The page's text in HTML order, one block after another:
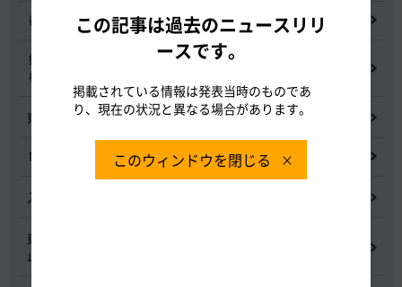
都市間高速道路料金割引検討会
鋼少数主桁橋の床版下面吹付コンクリートはく離・落下事象調査
検討委員会
東名高速道路宇利トンネル照明灯具落下事象調査検討会
NEXCO中日本グループの経営上の課題と取組み
入札に係る不正行為に関する調査及び再発防止のための委員会
東名高速道路 中吉田高架橋 塗装塗替え工事による火災事故再発防
止委員会
この記事は過去のニュースリリ
ースです。
掲載されている情報は発表当時のものであ
り、現在の状況と異なる場合があります。
このウィンドウを閉じる